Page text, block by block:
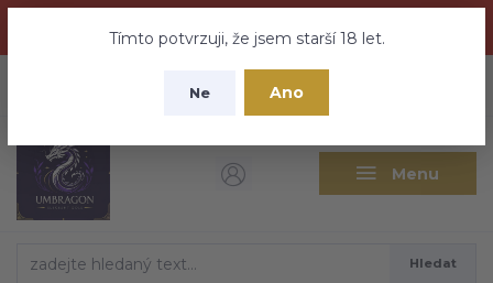
nebuďte vyděšeni zde najdete vše a ještě mnohem víc
Tímto potvrzuji, že jsem starší 18 let.
Ne Ano
Menu
CZK
Hledat